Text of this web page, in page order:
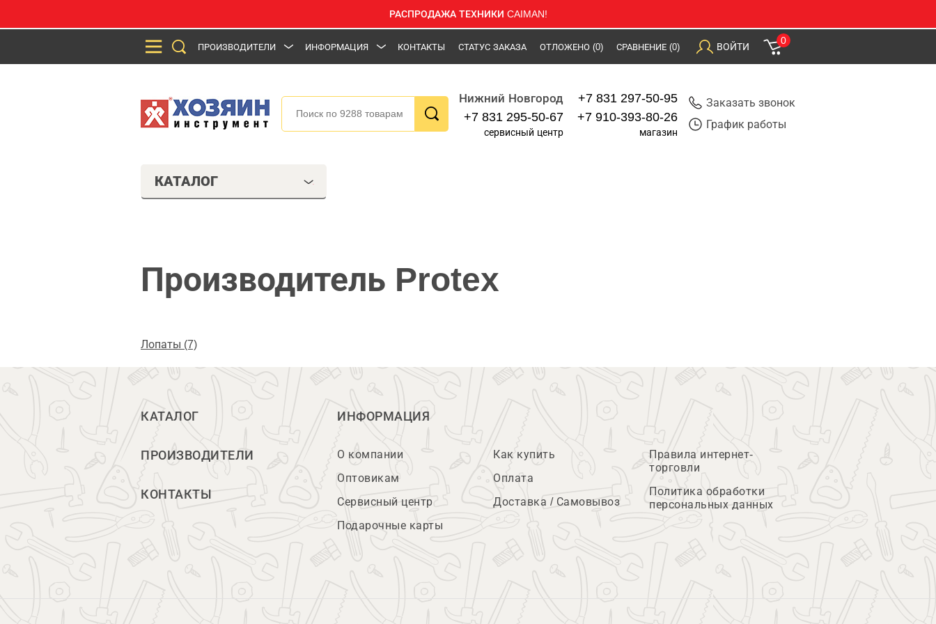
РАСПРОДАЖА ТЕХНИКИ CAIMAN!
ПРОИЗВОДИТЕЛИ ИНФОРМАЦИЯ КОНТАКТЫ СТАТУС ЗАКАЗА ОТЛОЖЕНО (0) СРАВНЕНИЕ (0) ВОЙТИ
0
Нижний Новгород
+7 831 295-50-67
сервисный центр
+7 831 297-50-95
+7 910-393-80-26
магазин
Заказать звонок
График работы
КАТАЛОГ
Производитель Protex
Лопаты (7)
КАТАЛОГ
ПРОИЗВОДИТЕЛИ
КОНТАКТЫ
ИНФОРМАЦИЯ
О компании
Оптовикам
Сервисный центр
Подарочные карты
Как купить
Оплата
Доставка / Самовывоз
Правила интернет-
торговли
Политика обработки
персональных данных